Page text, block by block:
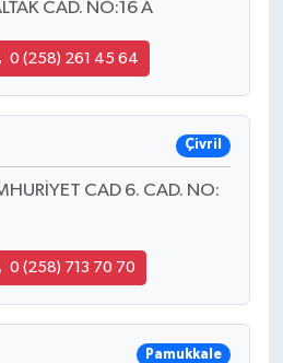
CAD. NO:16 A
0 (258) 261 45 64
Çivril
CAD 6. CAD. NO:
0 (258) 713 70 70
Pamukkale